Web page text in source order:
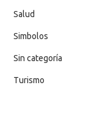
Salud
Simbolos
Sin categoría
Turismo